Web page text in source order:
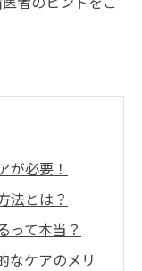
が必要！
法とは？
って本当？
なケアのメリ